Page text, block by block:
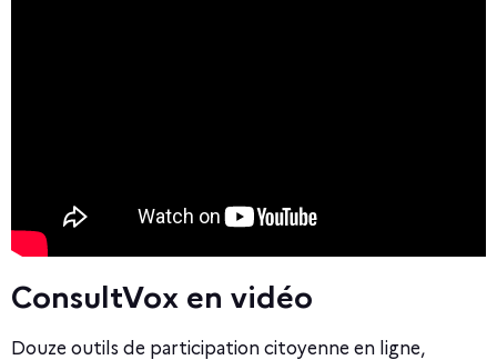
ConsultVox en vidéo
Douze outils de participation citoyenne en ligne,